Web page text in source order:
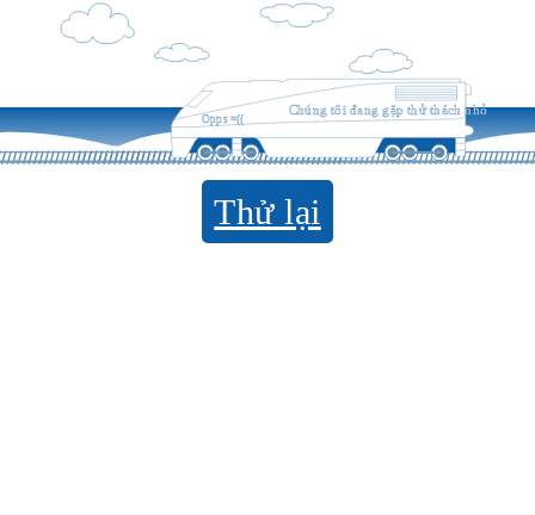
Opps =((
Chúng tôi đang gặp thử thách nhỏ
Thử lại